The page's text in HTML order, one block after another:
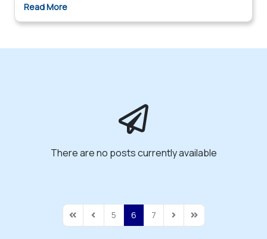
Read More
There are no posts currently available
First PagePrevious Page
5 6 7 Next PageLast Page